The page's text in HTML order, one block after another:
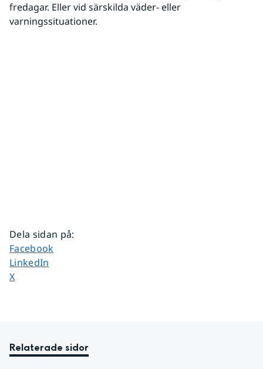
fredagar. Eller vid särskilda väder- eller
varningssituationer.
Dela sidan på:
Dela sidan på
Facebook
Dela sidan på
LinkedIn
Dela sidan på
X
Relaterade sidor